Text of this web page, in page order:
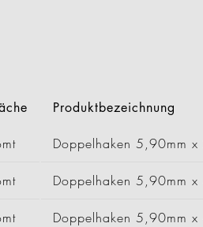
Produktbezeichnung
Doppelhaken 5,90mm
Doppelhaken 5,90mm
Doppelhaken 5,90mm